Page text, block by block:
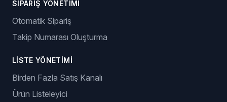
SIPARIŞ YÖNETIMI
Otomatik Sipariş
Takip Numarası Oluşturma
LISTE YÖNETIMI
Birden Fazla Satış Kanalı
Ürün Listeleyici